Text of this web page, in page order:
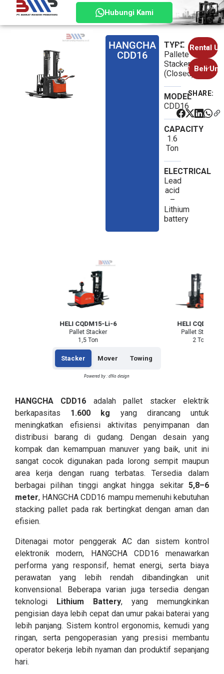
Hubungi Kami
HANGCHA
CDD16
TYPE
Pallete
Stacker
(Closed)
MODEL
CDD16
CAPACITY
1.6
Ton
ELECTRICAL
Lead
acid
–
Lithium
battery
Rental
Sales
1
2
Beli Unit
1
2
SHARE:
HELI CQDM15-Li-6
Pallet Stacker
1,5 Ton
HELI CQDM20J
Pallet Stacker
2 Ton
Stacker Mover Towing
Powered by : dNo design
HANGCHA CDD16 adalah pallet stacker elektrik
berkapasitas 1.600 kg yang dirancang untuk
meningkatkan efisiensi aktivitas penyimpanan dan
distribusi barang di gudang. Dengan desain yang
kompak dan kemampuan manuver yang baik, unit ini
sangat cocok digunakan pada lorong sempit maupun
area kerja dengan ruang terbatas. Tersedia dalam
berbagai pilihan tinggi angkat hingga sekitar 5,8–6
meter, HANGCHA CDD16 mampu memenuhi kebutuhan
stacking pallet pada rak bertingkat dengan aman dan
efisien.
Ditenagai motor penggerak AC dan sistem kontrol
elektronik modern, HANGCHA CDD16 menawarkan
performa yang responsif, hemat energi, serta biaya
perawatan yang lebih rendah dibandingkan unit
konvensional. Beberapa varian juga tersedia dengan
teknologi Lithium Battery, yang memungkinkan
pengisian daya lebih cepat dan umur pakai baterai yang
lebih panjang. Sistem kontrol ergonomis, kemudi yang
ringan, serta pengoperasian yang presisi membantu
operator bekerja lebih nyaman dan produktif sepanjang
hari.